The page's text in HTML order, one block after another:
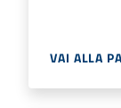
VAI ALLA